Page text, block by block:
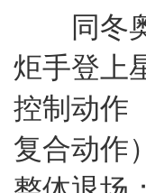
同冬奥
炬手登上
控制动作
复合动作